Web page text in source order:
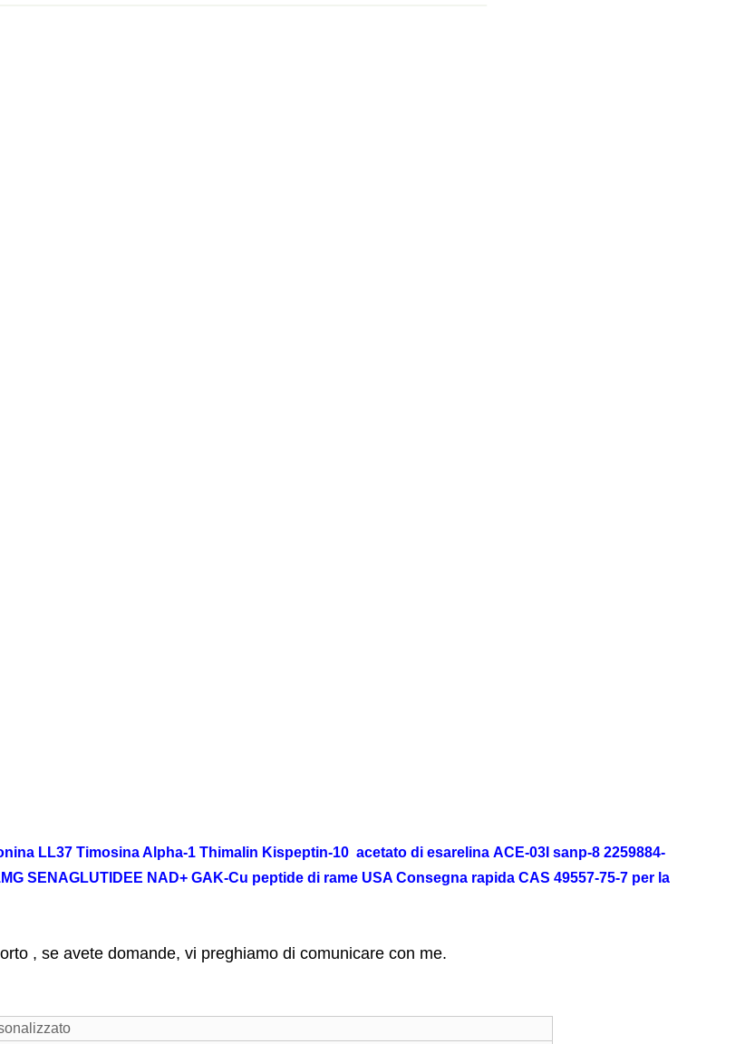
LL37 Timosina Alpha-1 Thimalin Kispeptin-10 acetato di esarelina ACE-03I sanp-8 2259884-
SENAGLUTIDEE NAD+ GAK-Cu peptide di rame USA Consegna rapida CAS 49557-75-7 per la
, se avete domande, vi preghiamo di comunicare con me.